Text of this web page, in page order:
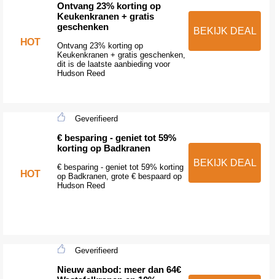
HOT
Ontvang 23% korting op
Keukenkranen + gratis
geschenken
Ontvang 23% korting op
Keukenkranen + gratis geschenken,
dit is de laatste aanbieding voor
Hudson Reed
BEKIJK DEAL
HOT
Geverifieerd
€ besparing - geniet tot 59%
korting op Badkranen
€ besparing - geniet tot 59% korting
op Badkranen, grote € bespaard op
Hudson Reed
BEKIJK DEAL
Geverifieerd
Nieuw aanbod: meer dan 64€